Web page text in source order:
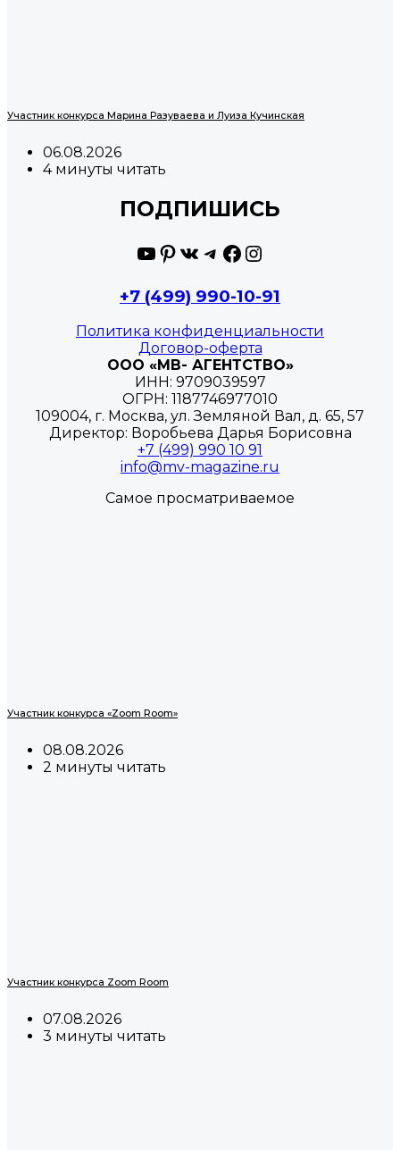
Участник конкурса Марина Разуваева и Луиза Кучинская
06.08.2026
4 минуты читать
ПОДПИШИСЬ
YouTube
Pinterest
ВКонтакте
Telegram
Facebook
Instagram
+7 (499) 990-10-91
Политика конфиденциальности
Договор-оферта
ООО «МВ- АГЕНТСТВО»
ИНН: 9709039597
ОГРН: 1187746977010
109004, г. Москва, ул. Земляной Вал, д. 65, 57
Директор: Воробьева Дарья Борисовна
+7 (499) 990 10 91
info@mv-magazine.ru
Самое просматриваемое
Участник конкурса «Zoom Room»
08.08.2026
2 минуты читать
Участник конкурса Zoom Room
07.08.2026
3 минуты читать